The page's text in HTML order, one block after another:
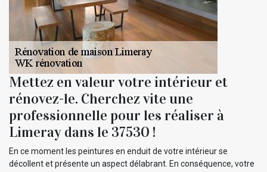
Mettez en valeur votre intérieur et
rénovez-le. Cherchez vite une
professionnelle pour les réaliser à
Limeray dans le 37530 !
En ce moment les peintures en enduit de votre intérieur se
décollent et présente un aspect délabrant. En conséquence, votre